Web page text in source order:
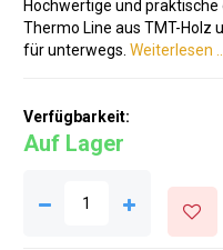
Hochwertige und praktische
Thermo Line aus TMT-Holz
für unterwegs. Weiterlesen ..
Verfügbarkeit:
Auf Lager